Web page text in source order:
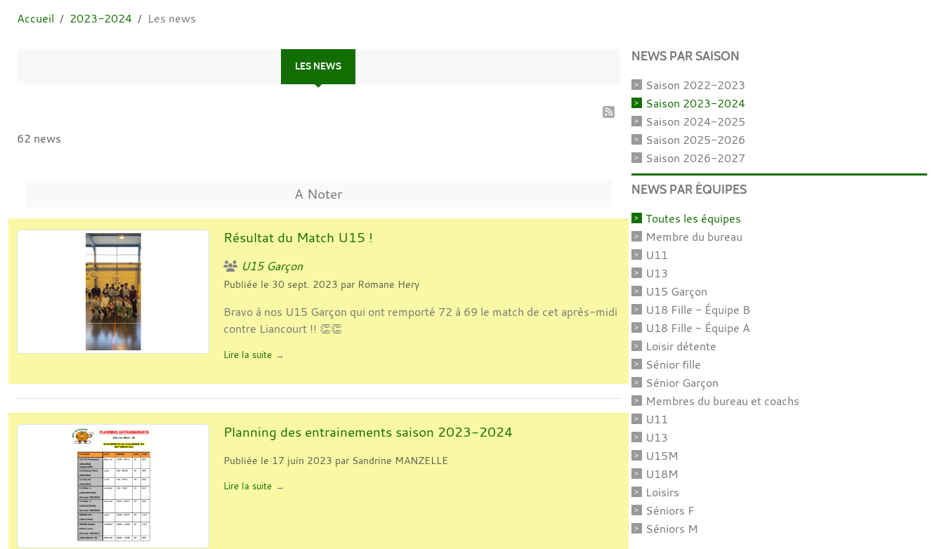
Accueil 2023-2024 Les news
LES NEWS
62 news
A Noter
Résultat du Match U15 !
U15 Garçon
Publiée le 30 sept. 2023 par Romane Hery
Bravo à nos U15 Garçon qui ont remporté 72 à 69 le match de cet après-midi
contre Liancourt !! 👏👏
Lire la suite
Planning des entrainements saison 2023-2024
Publiée le 17 juin 2023 par Sandrine MANZELLE
Lire la suite
NEWS PAR SAISON
Saison 2022-2023
Saison 2023-2024
Saison 2024-2025
Saison 2025-2026
Saison 2026-2027
NEWS PAR ÉQUIPES
Toutes les équipes
Membre du bureau
U11
U13
U15 Garçon
U18 Fille - Équipe B
U18 Fille - Équipe A
Loisir détente
Sénior fille
Sénior Garçon
Membres du bureau et coachs
U11
U13
U15M
U18M
Loisirs
Séniors F
Séniors M